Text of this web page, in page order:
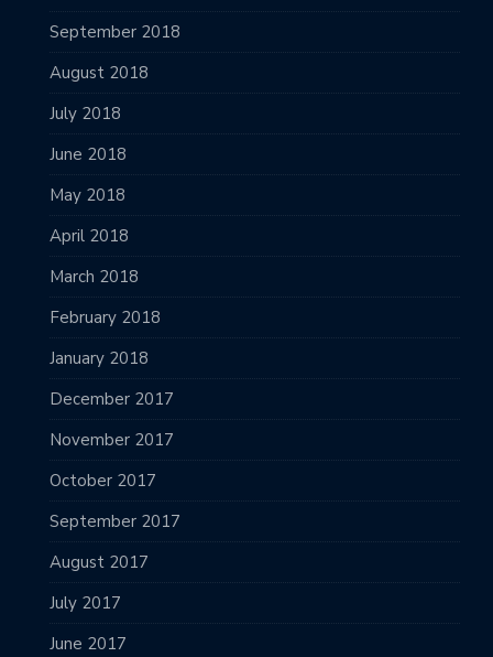
September 2018
August 2018
July 2018
June 2018
May 2018
April 2018
March 2018
February 2018
January 2018
December 2017
November 2017
October 2017
September 2017
August 2017
July 2017
June 2017